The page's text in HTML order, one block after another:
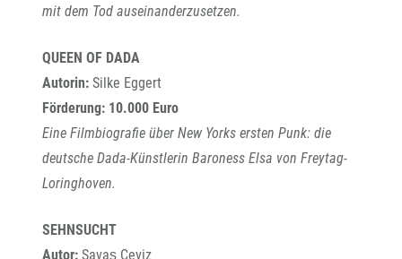
mit dem Tod auseinanderzusetzen.
QUEEN OF DADA
Autorin: Silke Eggert
Förderung: 10.000 Euro
Eine Filmbiografie über New Yorks ersten Punk: die
deutsche Dada-Künstlerin Baroness Elsa von Freytag-
Loringhoven.
SEHNSUCHT
Autor: Savaş Ceviz